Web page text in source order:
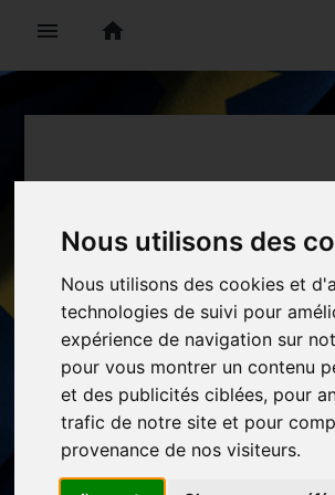
Nous utilisons des
Nous utilisons des cookies et
technologies de suivi pour
expérience de navigation sur
pour vous montrer un contenu
et des publicités ciblées, pour
trafic de notre site et pour
provenance de nos visiteurs.
menu home
Protection
données à
caractère
personnel
Depuis le 25 mai 2018, le
encadre la circulation des
données personnelles de